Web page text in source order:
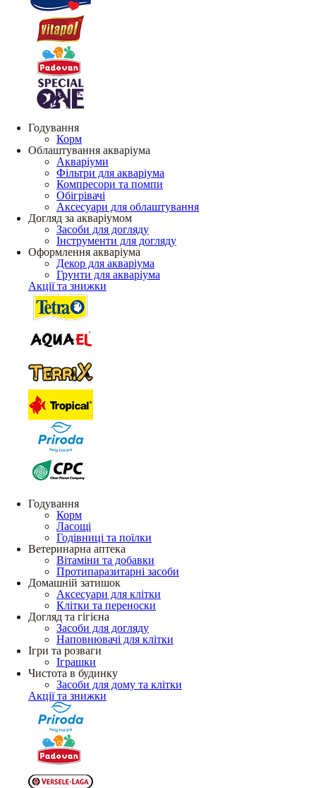
Годування
Корм
Облаштування акваріума
Акваріуми
Фільтри для акваріума
Компресори та помпи
Обігрівачі
Аксесуари для облаштування
Догляд за акваріумом
Засоби для догляду
Інструменти для догляду
Оформлення акваріума
Декор для акваріума
Грунти для акваріума
Акції та знижки
Годування
Корм
Ласощі
Годівниці та поїлки
Ветеринарна аптека
Вітаміни та добавки
Протипаразитарні засоби
Домашній затишок
Аксесуари для клітки
Клітки та переноски
Догляд та гігієна
Засоби для догляду
Наповнювачі для клітки
Ігри та розваги
Іграшки
Чистота в будинку
Засоби для дому та клітки
Акції та знижки